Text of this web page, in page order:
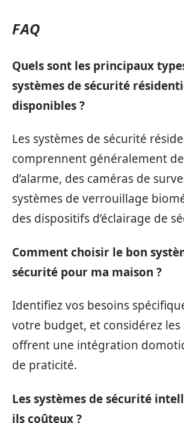
FAQ
Quels sont les principaux
systèmes de sécurité
disponibles ?
Les systèmes de sécurité
comprennent généralement
d’alarme, des caméras de
systèmes de verrouillage
des dispositifs d’éclairage de
Comment choisir le bon
sécurité pour ma maison ?
Identifiez vos besoins
votre budget, et considérez
offrent une intégration
de praticité.
Les systèmes de sécurité
ils coûteux ?